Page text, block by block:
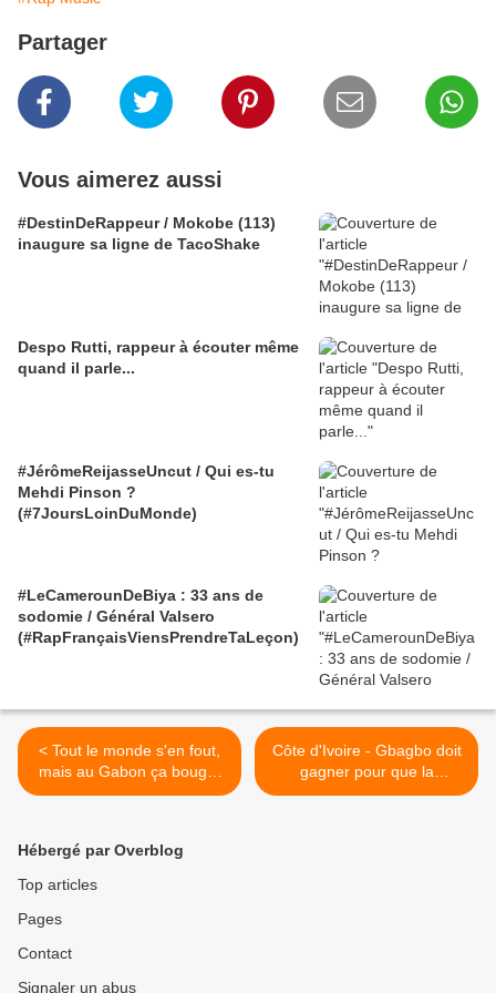
Partager
Vous aimerez aussi
#DestinDeRappeur / Mokobe (113)
inaugure sa ligne de TacoShake
Despo Rutti, rappeur à écouter même
quand il parle...
#JérômeReijasseUncut / Qui es-tu
Mehdi Pinson ?
(#7JoursLoinDuMonde)
#LeCamerounDeBiya : 33 ans de
sodomie / Général Valsero
(#RapFrançaisViensPrendreTaLeçon)
< Tout le monde s'en fout,
mais au Gabon ça bouge,
ça manifeste et ça réprime !
Côte d'Ivoire - Gbagbo doit
gagner pour que la
démocratie l'emporte - par
Hébergé par Overblog
Top articles
Pages
Contact
Signaler un abus